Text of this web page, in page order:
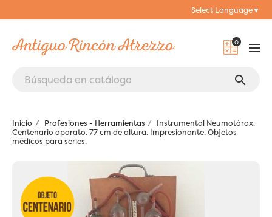
Select Language▼
0
search
Inicio Profesiones - Herramientas
Instrumental Neumotórax.
Centenario aparato. 77 cm de altura. Impresionante. Objetos
médicos para series.